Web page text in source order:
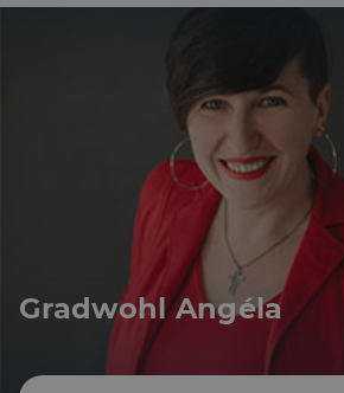
Gradwohl Angéla